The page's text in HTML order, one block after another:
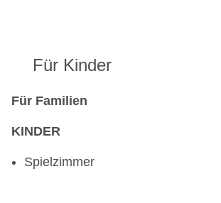
Für Kinder
Für Familien
KINDER
Spielzimmer